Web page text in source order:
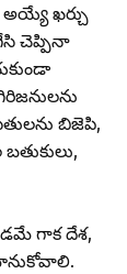
ఖర్చు
చెప్పినా
బిజెపి,
గాక దేశ,